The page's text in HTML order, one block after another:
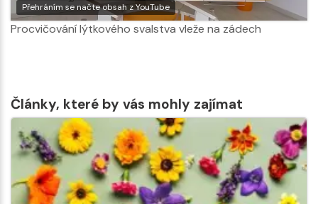
Přehráním se načte obsah z YouTube
Procvičování lýtkového svalstva vleže na zádech
Články, které by vás mohly zajímat